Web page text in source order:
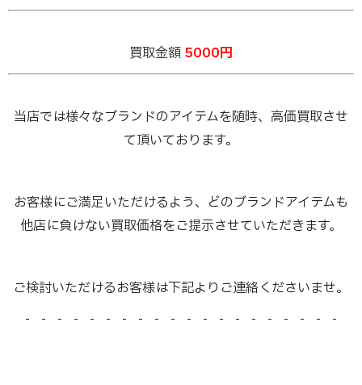
買取金額 5000円
当店では様々なブランドのアイテムを随時、高価買取させ
て頂いております。
お客様にご満足いただけるよう、どのブランドアイテムも
他店に負けない買取価格をご提示させていただきます。
ご検討いただけるお客様は下記よりご連絡くださいませ。
- - - - - - - - - - - - - - - - - - - -